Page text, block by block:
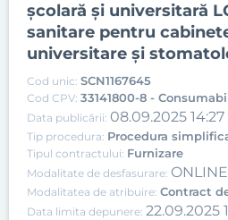
şcolară și universitară
sanitare pentru
universitare și
Cod unic: SCN1167645
Cod CPV: 33141800-8 -
Data publicării: 08.09.2025 14:27
Tip procedura: Procedura
Tipul contractului: Furnizare
Modalitate de desfasurare: ONLINE
Modalitatea de atribuire: Contract
Data limita depunere: 22.09.2025